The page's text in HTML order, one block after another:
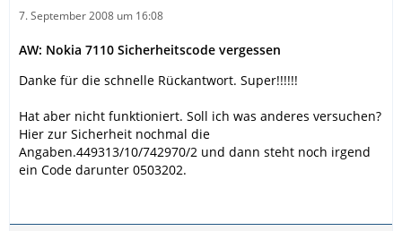
7. September 2008 um 16:08
AW: Nokia 7110 Sicherheitscode vergessen
Danke für die schnelle Rückantwort. Super!!!!!!
Hat aber nicht funktioniert. Soll ich was anderes versuchen?
Hier zur Sicherheit nochmal die
Angaben.449313/10/742970/2 und dann steht noch irgend
ein Code darunter 0503202.